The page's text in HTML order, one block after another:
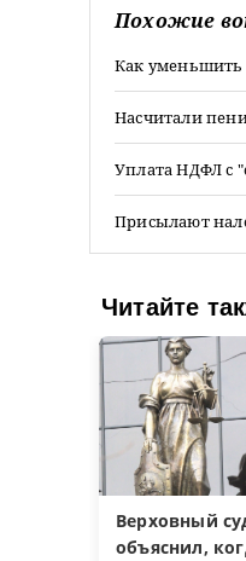
Похожие
Как уменьшить
Насчитали
Уплата НДФЛ с
Присылают
Читайте
Верховный
объяснил,